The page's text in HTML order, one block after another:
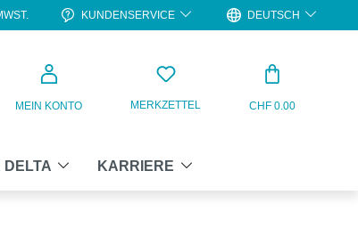
KUNDENSERVICE DEUTSCH
MEIN KONTO MERKZETTEL CHF 0.00
DELTA KARRIERE